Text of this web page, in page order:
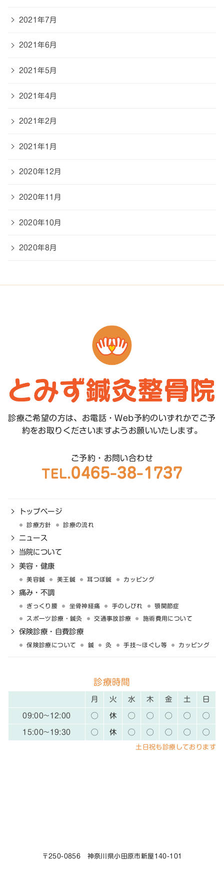
2021年7月
2021年6月
2021年5月
2021年4月
2021年2月
2021年1月
2020年12月
2020年11月
2020年10月
2020年8月
診療ご希望の方は、お電話・Web予約のいずれかでご予
約をお取りくださいますようお願いいたします。
ご予約・お問い合わせ
TEL.0465-38-1737
トップページ
診療方針 診療の流れ
ニュース
当院について
美容・健康
美容鍼 美王鍼 耳つぼ鍼 カッピング
痛み・不調
ぎっくり腰 坐骨神経痛 手のしびれ 顎関節症
スポーツ診療・鍼灸 交通事故診療 施術費用について
保険診療・自費診療
保険診療について 鍼 灸 手技〜ほぐし等 カッピング
診療時間
月 火 水 木 金 土 日
09:00~12:00 ◯ 休 ◯ ◯ ◯ ◯ ◯
15:00~19:30 ◯ 休 ◯ ◯ ◯ ◯ ◯
土日祝も診療しております
〒250-0856 神奈川県小田原市新屋140-101